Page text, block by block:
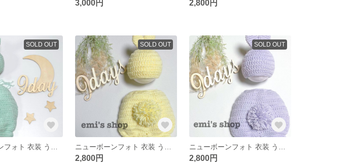
3,000円 2,800円
SOLD OUT SOLD OUT
2,800円
SOLD OUT
2,800円